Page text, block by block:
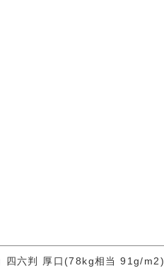
六判 厚口(78kg相当 91g/m2)